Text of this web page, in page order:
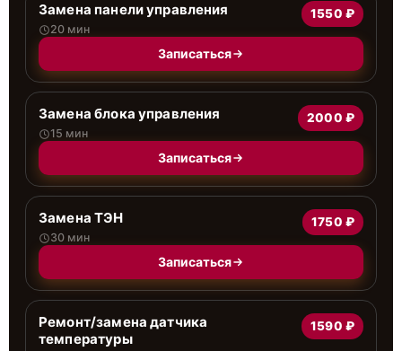
Замена панели управления
20 мин
1550 ₽
Записаться
Замена блока управления
15 мин
2000 ₽
Записаться
Замена ТЭН
30 мин
1750 ₽
Записаться
Ремонт/замена датчика
температуры
1590 ₽